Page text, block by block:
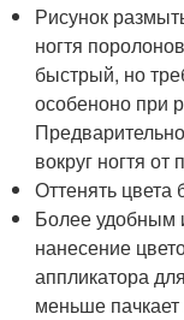
Рисунок
ногтя
быстрый, но
особеноно при
вокруг ногтя
Оттенять цвета
Более удобным
нанесение
аппликатора
меньше пачкает